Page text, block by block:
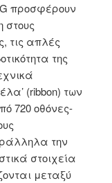
προσφέρουν
στους
τις απλές
της
(ribbon) των
720 οθόνες-
την
στοιχεία
μεταξύ